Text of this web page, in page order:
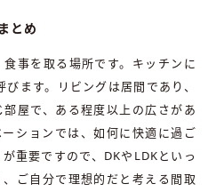
まとめ
事を取る場所です。キッチンに
ます。リビングは居間であり、
屋で、ある程度以上の広さがあ
ションでは、如何に快適に過ご
重要ですので、DKやLDKといっ
ご自分で理想的だと考える間取